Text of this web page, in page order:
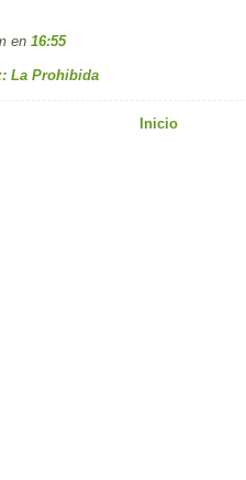
en 16:55
La Prohibida
Inicio